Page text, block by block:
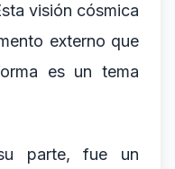
visión cósmica
externo que
es un tema
parte, fue un